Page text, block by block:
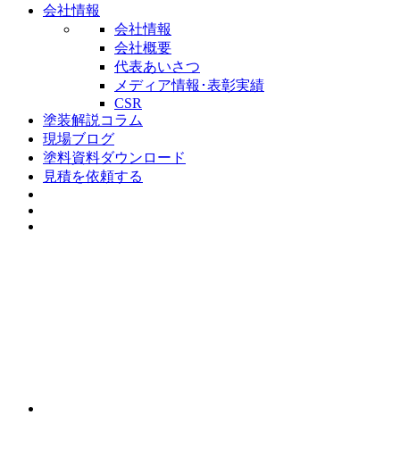
会社情報
会社情報
会社概要
代表あいさつ
メディア情報･表彰実績
CSR
塗装解説コラム
現場ブログ
塗料資料ダウンロード
見積を依頼する